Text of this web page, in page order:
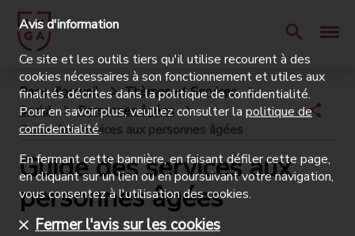
Page d'accueil
Thèmes et Services
Social
Personnes âgées
Guide des services aux personnes âgées
Guide des services aux
personnes âgées
Avis d'information
Ce site et les outils tiers qu'il utilise recourent à des
cookies nécessaires à son fonctionnement et utiles aux
finalités décrites dans la politique de confidentialité.
Pour en savoir plus, veuillez consulter la politique de
confidentialité.
En fermant cette bannière, en faisant défiler cette page,
en cliquant sur un lien ou en poursuivant votre navigation,
vous consentez à l'utilisation des cookies.
Fermer l'avis sur les cookies